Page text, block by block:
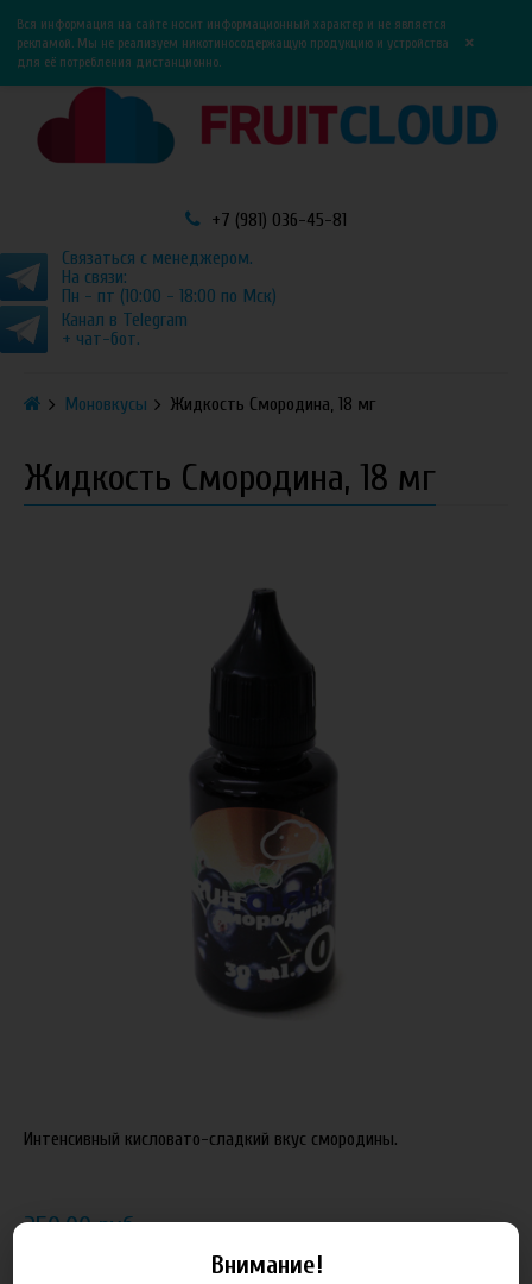
0
Вся информация на сайте носит информационный характер и не является
рекламой. Мы не реализуем никотиносодержащую продукцию и устройства
для её потребления дистанционно.
×
+7 (981) 036-45-81
Связаться с менеджером.
На связи:
Пн - пт (10:00 - 18:00 по Мск)
Канал в Telegram
+ чат-бот.
Моновкусы Жидкость Смородина, 18 мг
Жидкость Смородина, 18 мг
Интенсивный кисловато-сладкий вкус смородины.
250.00 руб
Внимание!